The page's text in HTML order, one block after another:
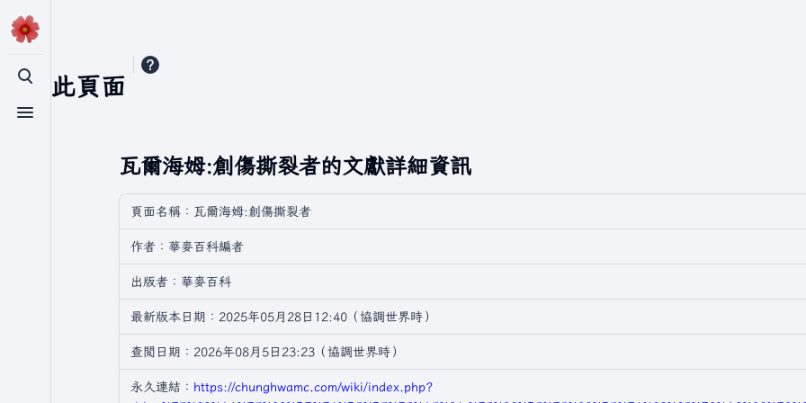
切換搜尋
切換選單
引用此頁面
瓦爾海姆:創傷撕裂者的文獻詳細資訊
頁面名稱：瓦爾海姆:創傷撕裂者
作者：華麥百科編者
出版者：華麥百科
最新版本日期：2025年05月28日12:40（協調世界時）
查閲日期：2026年08月5日23:23（協調世界時）
永久連結： https://chunghwamc.com/wiki/index.php?